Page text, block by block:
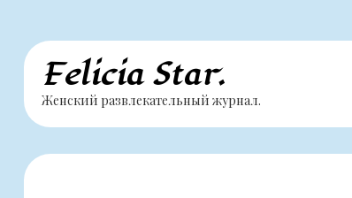
Перейти
содержимому
Felicia Star.
Женский развлекательный журнал.